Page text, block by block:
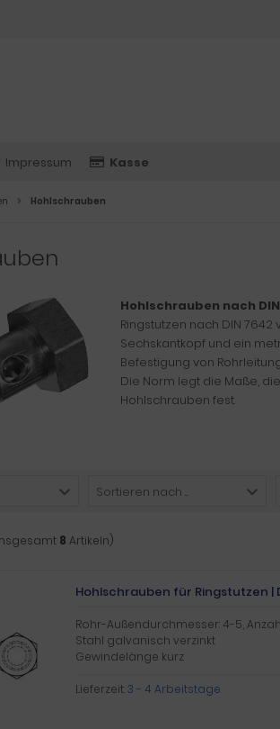
Impressum Kasse
Hohlschrauben
Hohlschrauben nach
Ringstutzen nach DIN
Sechskantkopf und ein
Befestigung von
Die Norm legt die Maße,
Hohlschrauben fest.
Sortieren nach ...
8 Artikeln)
Hohlschrauben für Ringstutzen |
Rohr-Außendurchmesser: 4-5,
Stahl galvanisch verzinkt
Gewindelänge kurz
Lieferzeit:3 - 4 Arbeitstage